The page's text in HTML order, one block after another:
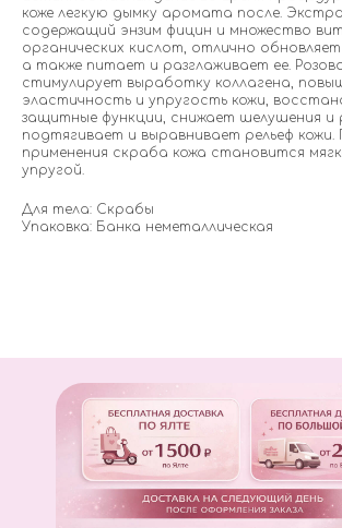
коже легкую дымку аромата после.
содержащий энзим фицин и множество
органических кислот, отлично
а также питает и разглаживает ее.
стимулирует выработку коллагена,
эластичность и упругость кожи,
защитные функции, снижает шелушения и
подтягивает и выравнивает рельеф кожи.
применения скраба кожа становится
упругой.
Для тела: Скрабы
Упаковка: Банка неметаллическая